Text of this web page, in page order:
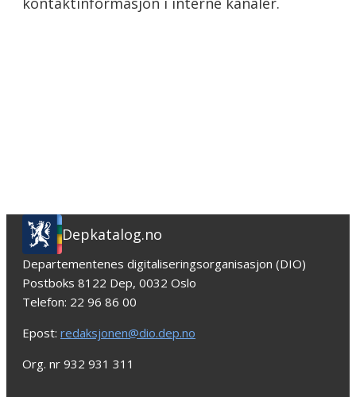
Depkatalog.no
Departementenes digitaliseringsorganisasjon (DIO)
Postboks 8122 Dep, 0032 Oslo
Telefon: 22 96 86 00
Epost: redaksjonen@dio.dep.no
Org. nr 932 931 311